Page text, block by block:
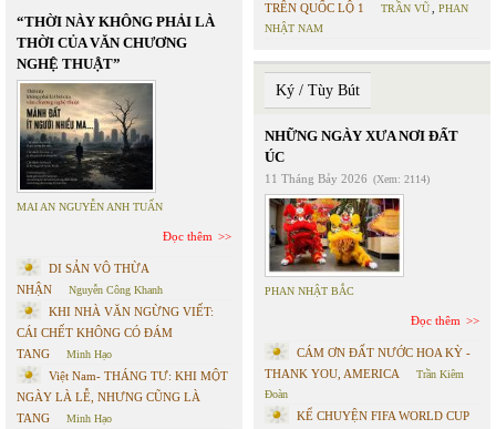
“THỜI NÀY KHÔNG PHẢI LÀ
THỜI CỦA VĂN CHƯƠNG
NGHỆ THUẬT”
MAI AN NGUYỄN ANH TUẤN
Đọc thêm
DI SẢN VÔ THỪA
NHẬN
Nguyễn Công Khanh
KHI NHÀ VĂN NGỪNG VIẾT:
CÁI CHẾT KHÔNG CÓ ĐÁM
TANG
Minh Hạo
Việt Nam- THÁNG TƯ: KHI MỘT
NGÀY LÀ LỄ, NHƯNG CŨNG LÀ
TANG
Minh Hạo
TRÊN QUỐC LỘ 1
TRẦN VŨ
PHAN
NHẬT NAM
Ký / Tùy Bút
NHỮNG NGÀY XƯA NƠI ĐẤT
ÚC
11 Tháng Bảy 2026 (Xem: 2114)
PHAN NHẬT BẮC
Đọc thêm
CÁM ƠN ĐẤT NƯỚC HOA KỲ -
THANK YOU, AMERICA
Trần Kiêm
Đoàn
KỂ CHUYỆN FIFA WORLD CUP